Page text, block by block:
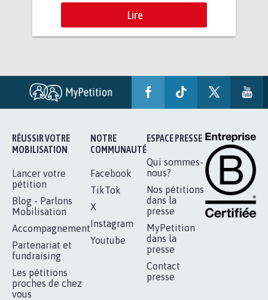
Lire
RÉUSSIR VOTRE
MOBILISATION
Lancer votre
pétition
Blog - Parlons
Mobilisation
Accompagnement
Partenariat et
fundraising
Les pétitions
proches de chez
vous
NOTRE
COMMUNAUTÉ
Facebook
TikTok
X
Instagram
Youtube
ESPACE PRESSE
Qui sommes-
nous?
Nos pétitions
dans la
presse
MyPetition
dans la
presse
Contact
presse